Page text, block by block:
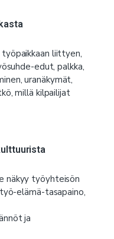
liittyen,
edut, palkka,
uranäkymät,
millä kilpailijat
näkyy työyhteisön
elämä-tasapaino,
ja